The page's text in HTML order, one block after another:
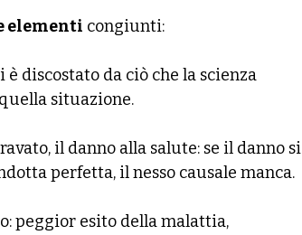
elementi congiunti:
discostato da ciò che la scienza
situazione.
il danno alla salute: se il danno si
perfetta, il nesso causale manca.
peggior esito della malattia,